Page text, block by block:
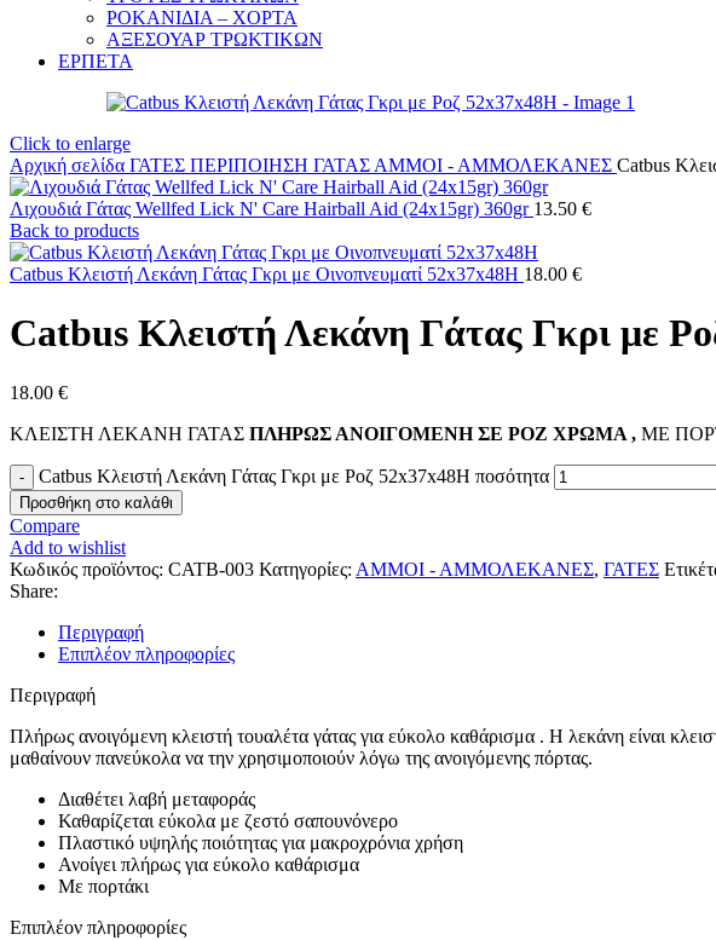
ΡΟΚΑΝΙΔΙΑ – ΧΟΡΤΑ
ΑΞΕΣΟΥΑΡ ΤΡΩΚΤΙΚΩΝ
ΕΡΠΕΤΑ
Click to enlarge
Αρχική σελίδα ΓΑΤΕΣ ΠΕΡΙΠΟΙΗΣΗ ΓΑΤΑΣ ΑΜΜΟΙ - ΑΜΜΟΛΕΚΑΝΕΣ Catbus
Λιχουδιά Γάτας Wellfed Lick N' Care Hairball Aid (24x15gr) 360gr 13.50 €
Back to products
Catbus Κλειστή Λεκάνη Γάτας Γκρι με Οινοπνευματί 52x37x48H 18.00 €
Catbus Κλειστή Λεκάνη Γάτας Γκρι με
18.00 €
ΚΛΕΙΣΤΗ ΛΕΚΑΝΗ ΓΑΤΑΣ ΠΛΗΡΩΣ ΑΝΟΙΓΟΜΕΝΗ ΣΕ ΡΟΖ ΧΡΩΜΑ , ΜΕ
Catbus Κλειστή Λεκάνη Γάτας Γκρι με Ροζ 52x37x48H ποσότητα
Προσθήκη στο καλάθι
Compare
Add to wishlist
Κωδικός προϊόντος: CATB-003 Κατηγορίες: ΑΜΜΟΙ - ΑΜΜΟΛΕΚΑΝΕΣ, ΓΑΤΕΣ
Share:
Περιγραφή
Επιπλέον πληροφορίες
Περιγραφή
Πλήρως ανοιγόμενη κλειστή τουαλέτα γάτας για εύκολο καθάρισμα . Η λεκάνη είναι
μαθαίνουν πανεύκολα να την χρησιμοποιούν λόγω της ανοιγόμενης πόρτας.
Διαθέτει λαβή μεταφοράς
Καθαρίζεται εύκολα με ζεστό σαπουνόνερο
Πλαστικό υψηλής ποιότητας για μακροχρόνια χρήση
Ανοίγει πλήρως για εύκολο καθάρισμα
Με πορτάκι
Επιπλέον πληροφορίες